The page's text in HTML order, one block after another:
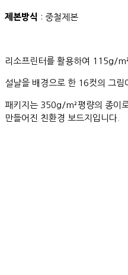
제본방식 : 중철제본
리소프린터를 활용하여 115g/
설날을 배경으로 한 16컷의 그림
패키지는 350g/m²평량의 종이
만들어진 친환경 보드지입니다.